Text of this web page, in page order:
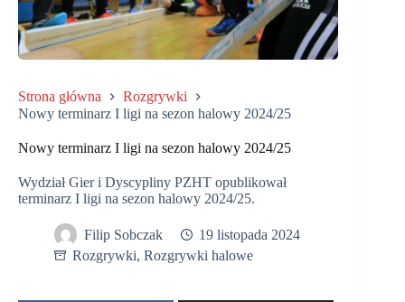
Strona główna
Rozgrywki
Nowy terminarz I ligi na sezon halowy 2024/25
Nowy terminarz I ligi na sezon halowy 2024/25
Wydział Gier i Dyscypliny PZHT opublikował
terminarz I ligi na sezon halowy 2024/25.
Filip Sobczak
19 listopada 2024
Rozgrywki, Rozgrywki halowe